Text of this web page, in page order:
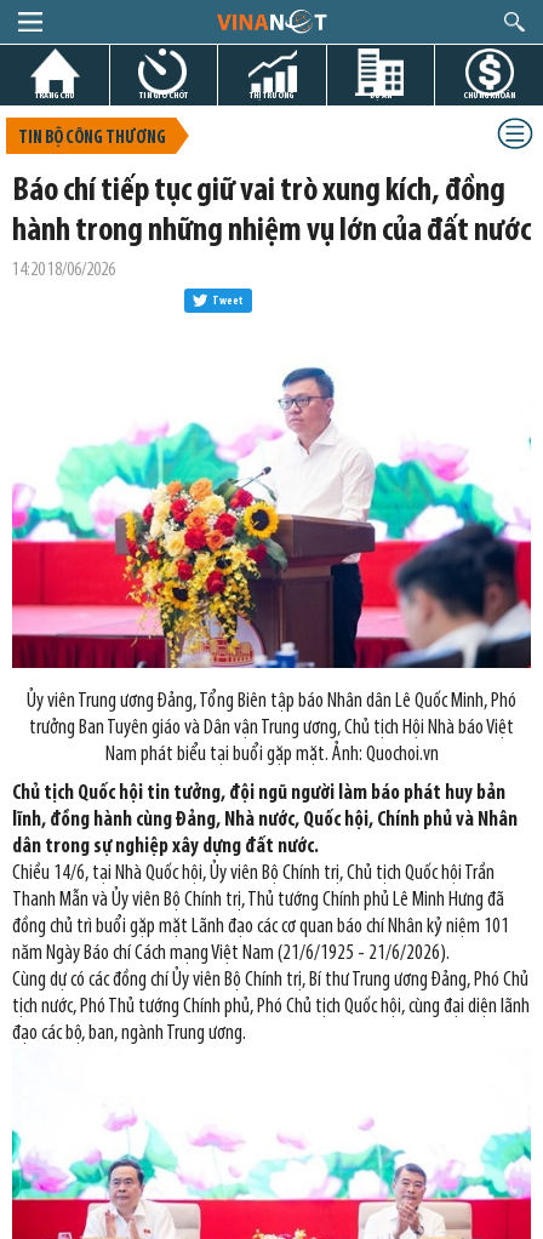
TRANG CHỦ TIN GIỜ CHÓT THỊ TRƯỜNG DỰ ÁN CHỨNG KHOÁN
TIN BỘ CÔNG THƯƠNG
Báo chí tiếp tục giữ vai trò xung kích, đồng
hành trong những nhiệm vụ lớn của đất nước
14:20 18/06/2026
Tweet
Ủy viên Trung ương Đảng, Tổng Biên tập báo Nhân dân Lê Quốc Minh, Phó
trưởng Ban Tuyên giáo và Dân vận Trung ương, Chủ tịch Hội Nhà báo Việt
Nam phát biểu tại buổi gặp mặt. Ảnh: Quochoi.vn
Chủ tịch Quốc hội tin tưởng, đội ngũ người làm báo phát huy bản
lĩnh, đồng hành cùng Đảng, Nhà nước, Quốc hội, Chính phủ và Nhân
dân trong sự nghiệp xây dựng đất nước.
Chiều 14/6, tại Nhà Quốc hội, Ủy viên Bộ Chính trị, Chủ tịch Quốc hội Trần
Thanh Mẫn và Ủy viên Bộ Chính trị, Thủ tướng Chính phủ Lê Minh Hưng đã
đồng chủ trì buổi gặp mặt Lãnh đạo các cơ quan báo chí Nhân kỷ niệm 101
năm Ngày Báo chí Cách mạng Việt Nam (21/6/1925 - 21/6/2026).
Cùng dự có các đồng chí Ủy viên Bộ Chính trị, Bí thư Trung ương Đảng, Phó Chủ
tịch nước, Phó Thủ tướng Chính phủ, Phó Chủ tịch Quốc hội, cùng đại diện lãnh
đạo các bộ, ban, ngành Trung ương.